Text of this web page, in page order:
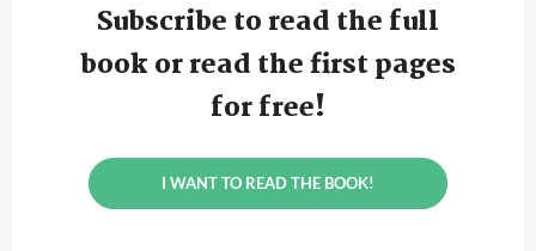
Subscribe to read the full
book or read the first pages
for free!
I WANT TO READ THE BOOK!